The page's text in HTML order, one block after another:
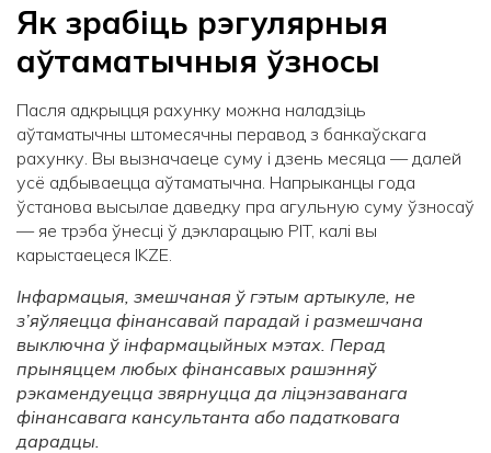
Як зрабіць рэгулярныя
аўтаматычныя ўзносы
Пасля адкрыцця рахунку можна наладзіць
аўтаматычны штомесячны перавод з банкаўскага
рахунку. Вы вызначаеце суму і дзень месяца — далей
усё адбываецца аўтаматычна. Напрыканцы года
ўстанова высылае даведку пра агульную суму ўзносаў
— яе трэба ўнесці ў дэкларацыю PIT, калі вы
карыстаецеся IKZE.
Інфармацыя, змешчаная ў гэтым артыкуле, не
з’яўляецца фінансавай парадай і размешчана
выключна ў інфармацыйных мэтах. Перад
прыняццем любых фінансавых рашэнняў
рэкамендуецца звярнуцца да ліцэнзаванага
фінансавага кансультанта або падатковага
дарадцы.